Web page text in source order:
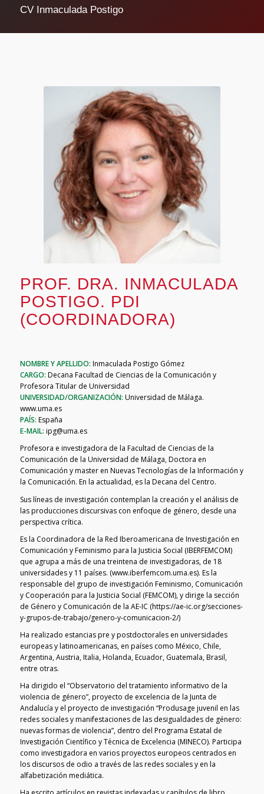
CV Inmaculada Postigo
PROF. DRA. INMACULADA
POSTIGO. PDI
(COORDINADORA)
NOMBRE Y APELLIDO: Inmaculada Postigo Gómez
CARGO: Decana Facultad de Ciencias de la Comunicación y
Profesora Titular de Universidad
UNIVERSIDAD/ORGANIZACIÓN: Universidad de Málaga.
www.uma.es
PAÍS: España
E-MAIL: ipg@uma.es
Profesora e investigadora de la Facultad de Ciencias de la
Comunicación de la Universidad de Málaga, Doctora en
Comunicación y master en Nuevas Tecnologías de la Información y
la Comunicación. En la actualidad, es la Decana del Centro.
Sus líneas de investigación contemplan la creación y el análisis de
las producciones discursivas con enfoque de género, desde una
perspectiva crítica.
Es la Coordinadora de la Red Iberoamericana de Investigación en
Comunicación y Feminismo para la Justicia Social (IBERFEMCOM)
que agrupa a más de una treintena de investigadoras, de 18
universidades y 11 países. (www.iberfemcom.uma.es). Es la
responsable del grupo de investigación Feminismo, Comunicación
y Cooperación para la Justicia Social (FEMCOM), y dirige la sección
de Género y Comunicación de la AE-IC (https://ae-ic.org/secciones-
y-grupos-de-trabajo/genero-y-comunicacion-2/)
Ha realizado estancias pre y postdoctorales en universidades
europeas y latinoamericanas, en países como México, Chile,
Argentina, Austria, Italia, Holanda, Ecuador, Guatemala, Brasil,
entre otras.
Ha dirigido el “Observatorio del tratamiento informativo de la
violencia de género”, proyecto de excelencia de la Junta de
Andalucía y el proyecto de investigación “Produsage juvenil en las
redes sociales y manifestaciones de las desigualdades de género:
nuevas formas de violencia”, dentro del Programa Estatal de
Investigación Científico y Técnica de Excelencia (MINECO). Participa
como investigadora en varios proyectos europeos centrados en
los discursos de odio a través de las redes sociales y en la
alfabetización mediática.